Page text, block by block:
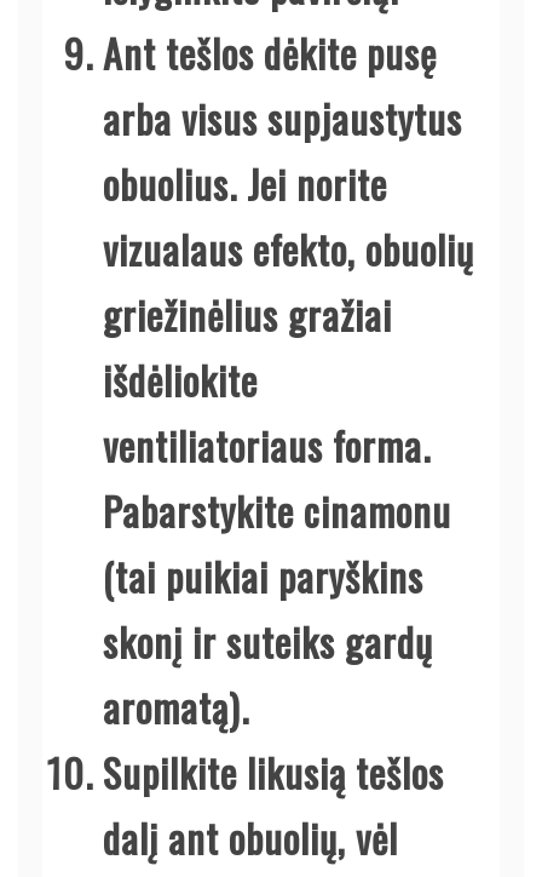
Ant tešlos dėkite pusę
arba visus supjaustytus
obuolius. Jei norite
vizualaus efekto, obuolių
griežinėlius gražiai
išdėliokite
ventiliatoriaus forma.
Pabarstykite cinamonu
(tai puikiai paryškins
skonį ir suteiks gardų
aromatą).
Supilkite likusią tešlos
dalį ant obuolių, vėl